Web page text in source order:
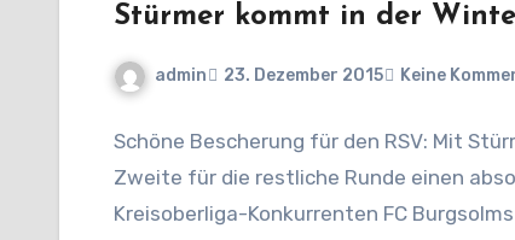
Stürmer kommt in der
admin 23. Dezember 2015 Keine
Schöne Bescherung für den RSV: Mit
Zweite für die restliche Runde einen
Kreisoberliga-Konkurrenten FC